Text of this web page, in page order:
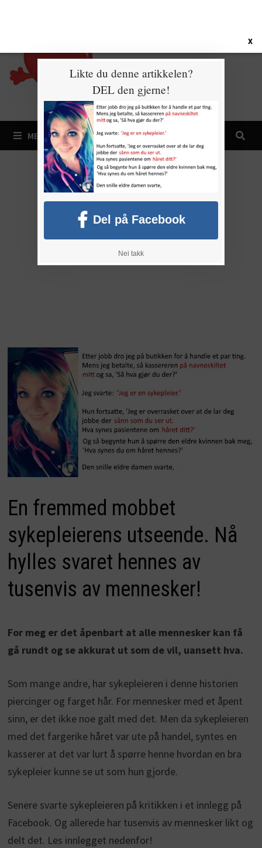
MENY
En fremmed mobbet
sykepleierens utseende. Nå
hylles svaret hennes av
tusenvis av mennesker!
For meg er det åpenbart at alle mennesker kan få
gå rundt og se akkurat ut som de vil, uansett hva.
Som mange andre, har sykepleieren i denne historien
piercinger og farget hår. For mennesker med et åpent
sinn, er det ikke noe galt med det. Men da sykepleieren
med det fargerike håret var ute på handel, syntes en
kasserer at det var lurt å spørre henne hvordan en bra
sykepleier kunne se ut som hun gjorde.
Senere svarte sykepleieren på kritikken i et innlegg på
Facebook. Og allerede har tusenvis av mennesker likt og
delt det. Les innlegget nedenfor!
X
Likte du denne artikkelen?
DEL den gjerne!
Del på Facebook
Nei takk